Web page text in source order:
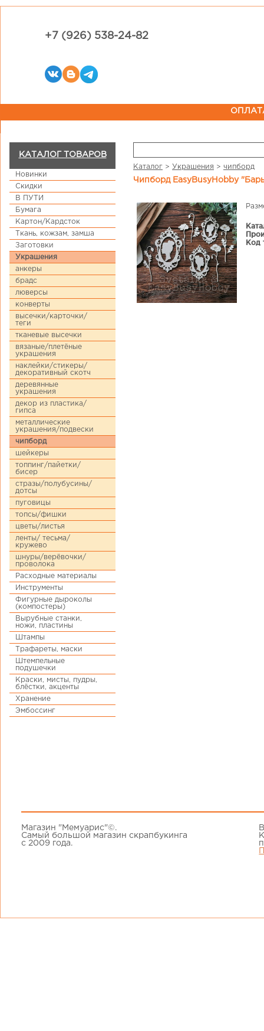
+7 (926) 538-24-82
КАТАЛОГ ТОВАРОВ
Новинки
Скидки
В ПУТИ
Бумага
Картон/Кардсток
Ткань, кожзам, замша
Заготовки
Украшения
анкеры
брадс
люверсы
конверты
высечки/карточки/
теги
тканевые высечки
вязаные/плетёные
украшения
наклейки/стикеры/
декоративный скотч
деревянные
украшения
декор из пластика/
гипса
металлические
украшения/подвески
чипборд
шейкеры
топпинг/пайетки/
бисер
стразы/полубусины/
дотсы
пуговицы
топсы/фишки
цветы/листья
ленты/ тесьма/
кружево
шнуры/верёвочки/
проволока
Расходные материалы
Инструменты
Фигурные дыроколы
(компостеры)
Вырубные станки,
ножи, пластины
Штампы
Трафареты, маски
Штемпельные
подушечки
Краски, мисты, пудры,
блёстки, акценты
Хранение
Эмбоссинг
Каталог > Украшения > чипборд
Чипборд EasyBusyHobby
Код
Магазин "Мемуарис"©.
Самый большой магазин скрапбукинга
с 2009 года.